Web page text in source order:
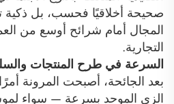
صحيحة أخلاقيًا فحسب، بل ذكية
المجال أمام شرائح أوسع من
التجارية.
السرعة في طرح المنتجات
بعد الجائحة، أصبحت المرونة
الزي الموحد بسرعة — سواء